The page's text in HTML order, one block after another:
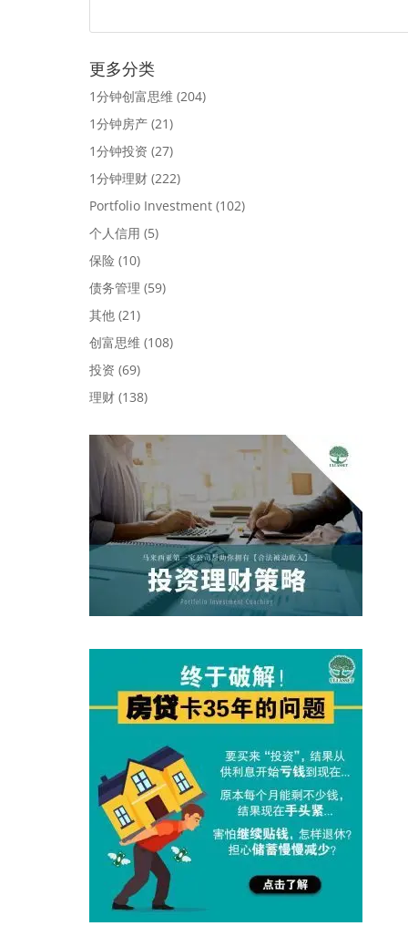
更多分类
1分钟创富思维 (204)
1分钟房产 (21)
1分钟投资 (27)
1分钟理财 (222)
Portfolio Investment (102)
个人信用 (5)
保险 (10)
债务管理 (59)
其他 (21)
创富思维 (108)
投资 (69)
理财 (138)